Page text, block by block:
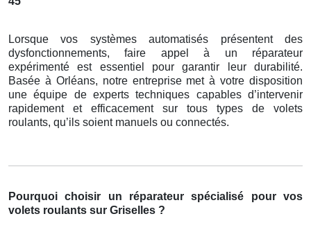
Lorsque vos systèmes automatisés présentent des
dysfonctionnements, faire appel à un réparateur
expérimenté est essentiel pour garantir leur durabilité.
Basée à Orléans, notre entreprise met à votre disposition
une équipe de experts techniques capables d’intervenir
rapidement et efficacement sur tous types de volets
roulants, qu’ils soient manuels ou connectés.
Pourquoi choisir un réparateur spécialisé pour vos
volets roulants sur Griselles ?